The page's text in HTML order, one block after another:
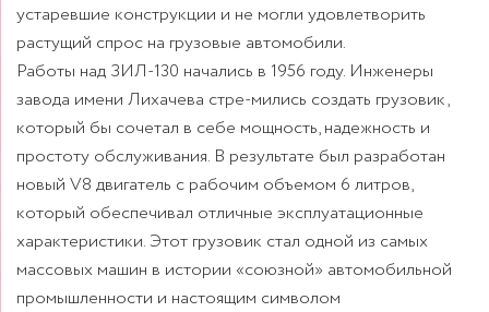
устаревшие конструкции и не могли удовлетворить
растущий спрос на грузовые автомобили.
Работы над ЗИЛ-130 начались в 1956 году. Инженеры
завода имени Лихачева стре-мились создать грузовик,
который бы сочетал в себе мощность, надежность и
простоту обслуживания. В результате был разработан
новый V8 двигатель с рабочим объемом 6 литров,
который обеспечивал отличные эксплуатационные
характеристики. Этот грузовик стал одной из самых
массовых машин в истории «союзной» автомобильной
промышленности и настоящим символом